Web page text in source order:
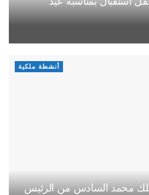
أنشطة ملكية
محمد السادس من الرئيس